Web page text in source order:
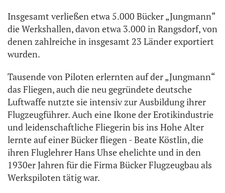
Insgesamt verließen etwa 5.000 Bücker „Jungmann“
die Werkshallen, davon etwa 3.000 in Rangsdorf, von
denen zahlreiche in insgesamt 23 Länder exportiert
wurden.
Tausende von Piloten erlernten auf der „Jungmann“
das Fliegen, auch die neu gegründete deutsche
Luftwaffe nutzte sie intensiv zur Ausbildung ihrer
Flugzeugführer. Auch eine Ikone der Erotikindustrie
und leidenschaftliche Fliegerin bis ins Hohe Alter
lernte auf einer Bücker fliegen - Beate Köstlin, die
ihren Fluglehrer Hans Uhse ehelichte und in den
1930er Jahren für die Firma Bücker Flugzeugbau als
Werkspiloten tätig war.